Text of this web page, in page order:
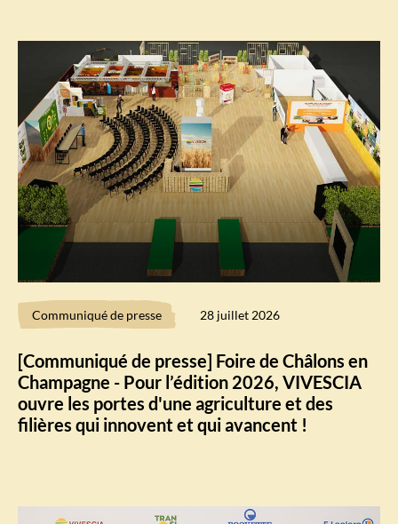
Communiqué de presse 28 juillet 2026
[Communiqué de presse] Foire de Châlons en
Champagne - Pour l’édition 2026, VIVESCIA
ouvre les portes d'une agriculture et des
filières qui innovent et qui avancent !